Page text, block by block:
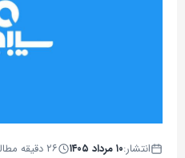
انتشار:۱۰ مرداد ۱۴۰۵ ۲۶ دقیقه مطالعه